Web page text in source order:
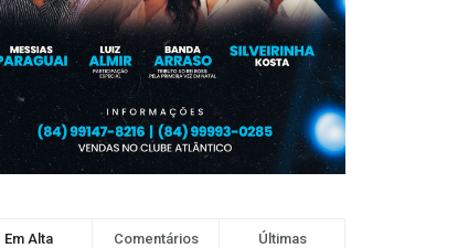
Em Alta Comentários Últimas